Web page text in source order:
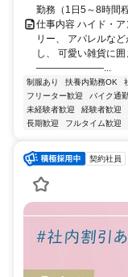
勤務（1日5～8時間
仕事内容 ハイド・
リー、 アパレルな
し、 可愛い雑貨に
―――――――...
制服あり 扶養内勤務OK
フリーター歓迎
バイク通
未経験者歓迎
経験者歓迎
長期歓迎
フルタイム歓迎
契約社員